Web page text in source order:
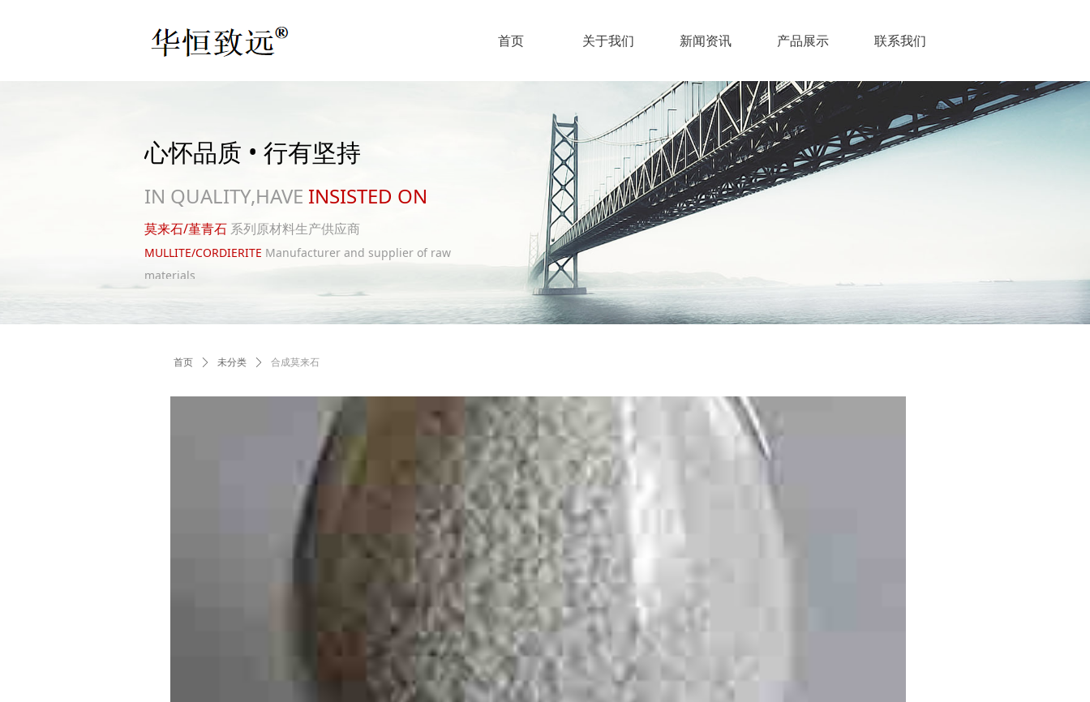
心怀品质 • 行有坚持
IN QUALITY,HAVE INSISTED ON
莫来石/堇青石 系列原材料生产供应商
MULLITE/CORDIERITE Manufacturer and supplier of raw
materials
首页 关于我们 新闻资讯 产品展示 联系我们
首页 ꄲ 未分类 ꄲ 合成莫来石